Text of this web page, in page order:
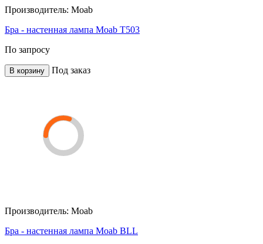
Производитель: Moab
Бра - настенная лампа Moab T503
По запросу
В корзину Под заказ
Производитель: Moab
Бра - настенная лампа Moab BLL